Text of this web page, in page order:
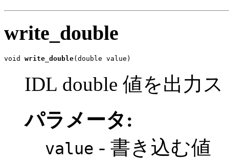
write_double
void write_double(double value)
IDL double 値を出力
パラメータ:
value - 書き込む値